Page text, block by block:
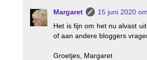
Margaret
15 juni 2020
Het is fijn om het nu alvast
of aan andere bloggers
Groetjes, Margaret